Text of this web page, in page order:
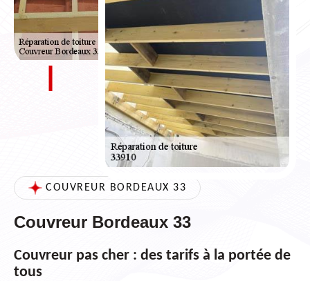
COUVREUR BORDEAUX 33
Couvreur Bordeaux 33
Couvreur pas cher : des tarifs à la portée de
tous